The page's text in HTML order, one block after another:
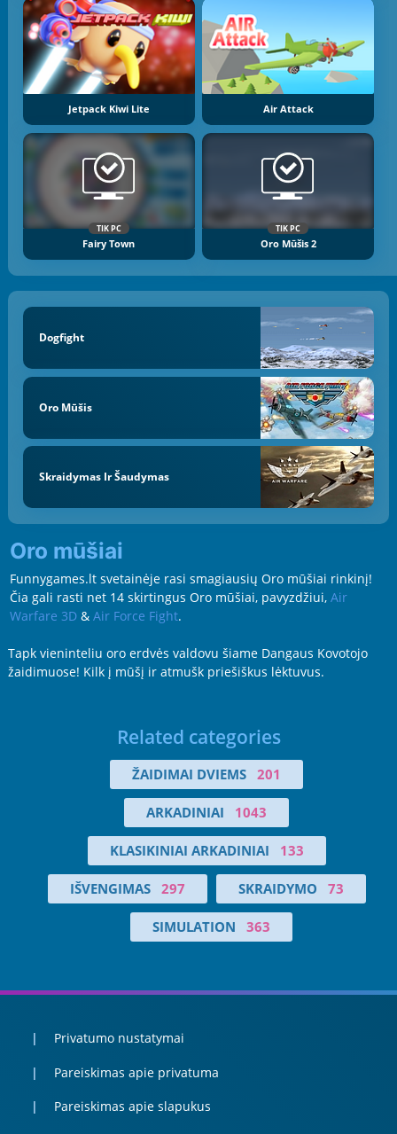
Jetpack Kiwi Lite Air Attack
TIK PC
Fairy Town
TIK PC
Oro Mūšis 2
Dogfight
Oro Mūšis
Skraidymas Ir Šaudymas
Oro mūšiai
Funnygames.lt svetainėje rasi smagiausių Oro mūšiai rinkinį!
Čia gali rasti net 14 skirtingus Oro mūšiai, pavyzdžiui, Air
Warfare 3D& Air Force Fight.
Tapk vieninteliu oro erdvės valdovu šiame Dangaus Kovotojo
žaidimuose! Kilk į mūšį ir atmušk priešiškus lėktuvus.
Related categories
ŽAIDIMAI DVIEMS 201
ARKADINIAI 1043
KLASIKINIAI ARKADINIAI 133
IŠVENGIMAS 297 SKRAIDYMO 73
SIMULATION 363
Privatumo nustatymai
Pareiskimas apie privatuma
Pareiskimas apie slapukus